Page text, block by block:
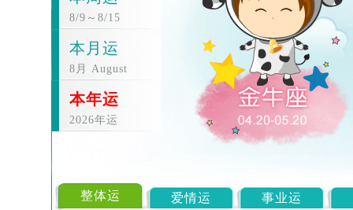
8/9～8/15
本月运
8月 August
本年运
2026年运
整体运 爱情运 事业运